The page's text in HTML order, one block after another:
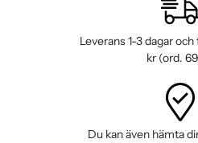
Leverans 1-3 dagar
kr (ord.
Du kan även hämta